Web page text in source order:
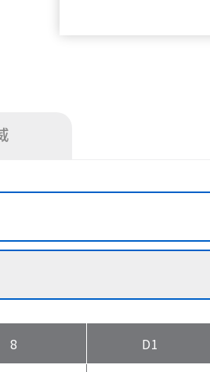
8 D1